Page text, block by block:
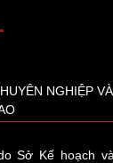
NGHIỆP
Sở Kế hoạch